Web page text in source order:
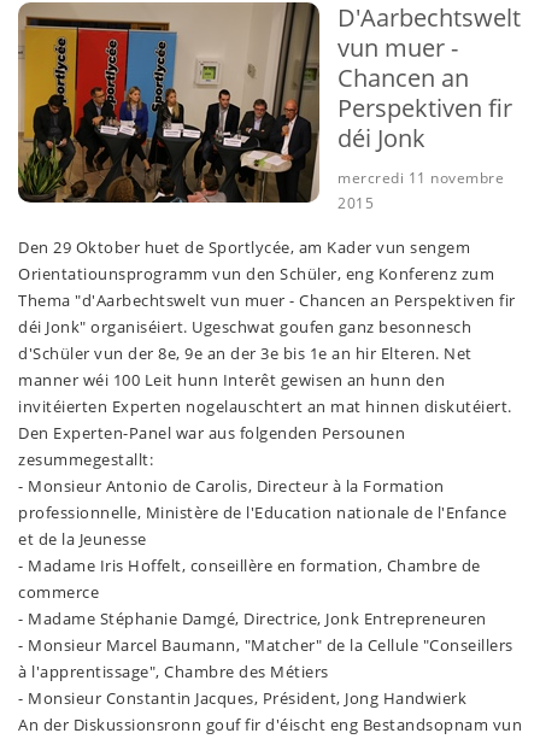
D'Aarbechtswelt
vun muer -
Chancen an
Perspektiven fir
déi Jonk
mercredi 11 novembre
2015
Den 29 Oktober huet de Sportlycée, am Kader vun sengem
Orientatiounsprogramm vun den Schüler, eng Konferenz zum
Thema "d'Aarbechtswelt vun muer - Chancen an Perspektiven fir
déi Jonk" organiséiert. Ugeschwat goufen ganz besonnesch
d'Schüler vun der 8e, 9e an der 3e bis 1e an hir Elteren. Net
manner wéi 100 Leit hunn Interêt gewisen an hunn den
invitéierten Experten nogelauschtert an mat hinnen diskutéiert.
Den Experten-Panel war aus folgenden Persounen
zesummegestallt:
- Monsieur Antonio de Carolis, Directeur à la Formation
professionnelle, Ministère de l'Education nationale de l'Enfance
et de la Jeunesse
- Madame Iris Hoffelt, conseillère en formation, Chambre de
commerce
- Madame Stéphanie Damgé, Directrice, Jonk Entrepreneuren
- Monsieur Marcel Baumann, "Matcher" de la Cellule "Conseillers
à l'apprentissage", Chambre des Métiers
- Monsieur Constantin Jacques, Président, Jong Handwierk
An der Diskussionsronn gouf fir d'éischt eng Bestandsopnam vun